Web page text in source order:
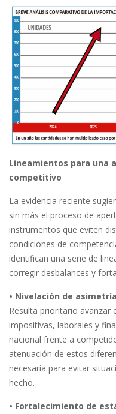
Lineamientos para una
competitivo
La evidencia reciente
sin más el proceso de
instrumentos que eviten
condiciones de
identifican una serie de
corregir desbalances y
• Nivelación de
Resulta prioritario avanzar
impositivas, laborales y
nacional frente a
atenuación de estos
necesaria para evitar
hecho.
• Fortalecimiento de